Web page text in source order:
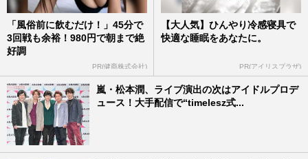
「風俗前に飲むだけ！」45分で
3回戦も余裕！980円で朝まで絶
好調
PR(健商株式会社)
【大人気】ひんやり冷感寝具で
快適な睡眠をあなたに。
PR(アイリスプラザ)
嵐・松本潤、ライブ演出の次はアイドルプロデ
ュース！大手配信で“timelesz式...